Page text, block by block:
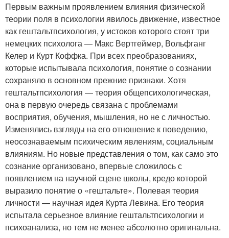
Первым важным проявлением влияния физической
теории поля в психологии явилось движение, известное
как гештальтпсихология, у истоков которого стоят три
немецких психолога — Макс Вертгеймер, Вольфганг
Келер и Курт Коффка. При всех преобразованиях,
которые испытывала психология, понятие о сознании
сохраняло в основном прежние признаки. Хотя
гештальтпсихология — теория общепсихологическая,
она в первую очередь связана с проблемами
восприятия, обучения, мышления, но не с личностью.
Изменялись взгляды на его отношение к поведению,
неосознаваемым психическим явлениям, социальным
влияниям. Но новые представления о том, как само это
сознание организовано, впервые сложилось с
появлением на научной сцене школы, кредо которой
выразило понятие о «гештальте». Полевая теория
личности — научная идея Курта Левина. Его теория
испытала серьезное влияние гештальтпсихологии и
психоанализа, но тем не менее абсолютно оригинальна.